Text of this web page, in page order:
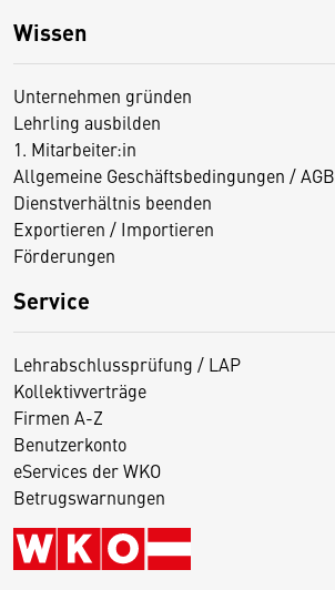
Wissen
Unternehmen gründen
Lehrling ausbilden
1. Mitarbeiter:in
Allgemeine Geschäftsbedingungen / AGB
Dienstverhältnis beenden
Exportieren / Importieren
Förderungen
Service
Lehrabschlussprüfung / LAP
Kollektivverträge
Firmen A-Z
Benutzerkonto
eServices der WKO
Betrugswarnungen